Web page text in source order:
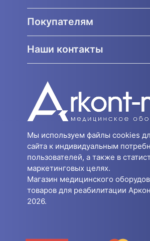
Покупателям
Наши контакты
Мы используем файлы cookies
сайта к индивидуальным
пользователей, а также в
маркетинговых целях.
Магазин медицинского
товаров для реабилитации
2026.